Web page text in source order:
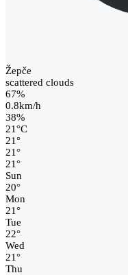
Žepče
scattered clouds
67%
0.8km/h
38%
21°C
21°
21°
21°
Sun
20°
Mon
21°
Tue
22°
Wed
21°
Thu